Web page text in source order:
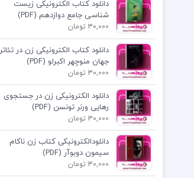
دانلود کتاب الکترونیکی زیست
شناسی جامع دوازدهم (PDF)
30,000 تومان
دانلود کتاب الکترونیکی زن در تئاتر
جهان منوچهر اکبرلو (PDF)
30,000 تومان
دانلود الکترونیکی زن در جستجوی
رهایی ورنر تونسن (PDF)
30,000 تومان
دانلودالکترونیکی کتاب زن ناکام
سیمون دوبوآر (PDF)
30,000 تومان